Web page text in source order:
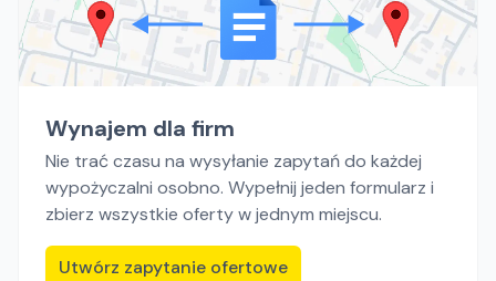
Wynajem dla firm
Nie trać czasu na wysyłanie zapytań do każdej
wypożyczalni osobno. Wypełnij jeden formularz i
zbierz wszystkie oferty w jednym miejscu.
Utwórz zapytanie ofertowe